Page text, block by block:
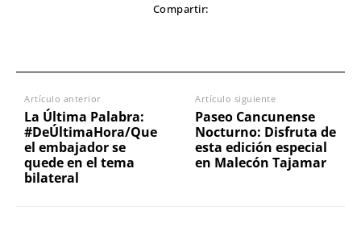
Compartir:
Artículo anterior
La Última Palabra:
#DeÚltimaHora/Que
el embajador se
quede en el tema
bilateral
Artículo siguiente
Paseo Cancunense
Nocturno: Disfruta de
esta edición especial
en Malecón Tajamar